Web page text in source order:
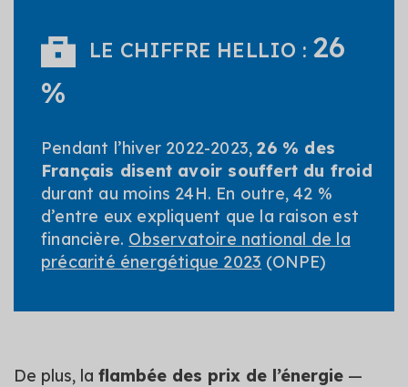
LE CHIFFRE HELLIO : 26
%
Pendant l’hiver 2022-2023,26 % des
Français disent avoir souffert du froid
durant au moins 24H. En outre, 42 %
d’entre eux expliquent que la raison est
financière. Observatoire national de la
précarité énergétique 2023 (ONPE)
De plus, la flambée des prix de l’énergie —